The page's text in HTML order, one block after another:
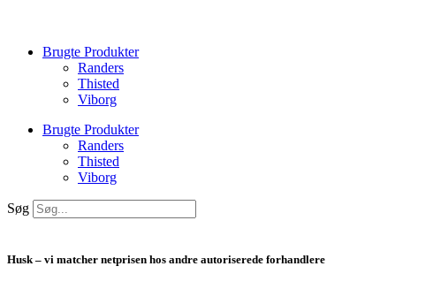
Brugte Produkter
Randers
Thisted
Viborg
Brugte Produkter
Randers
Thisted
Viborg
Søg
Husk – vi matcher netprisen hos andre autoriserede forhandlere